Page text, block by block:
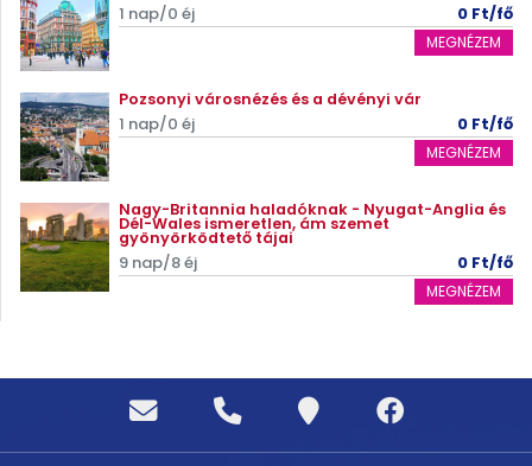
1 nap/0 éj 0 Ft/fő
MEGNÉZEM
Pozsonyi városnézés és a dévényi vár
1 nap/0 éj 0 Ft/fő
MEGNÉZEM
Nagy-Britannia haladóknak - Nyugat-Anglia és
Dél-Wales ismeretlen, ám szemet
gyönyörködtető tájai
9 nap/8 éj 0 Ft/fő
MEGNÉZEM